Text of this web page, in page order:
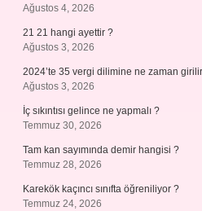
Ağustos 4, 2026
21 21 hangi ayettir ?
Ağustos 3, 2026
2024’te 35 vergi dilimine ne zaman
Ağustos 3, 2026
İç sıkıntısı gelince ne yapmalı ?
Temmuz 30, 2026
Tam kan sayımında demir hangisi ?
Temmuz 28, 2026
Karekök kaçıncı sınıfta öğreniliyor ?
Temmuz 24, 2026